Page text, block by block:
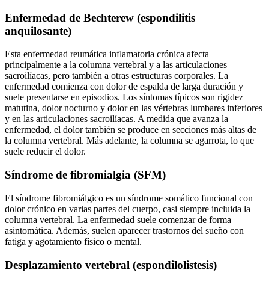
Enfermedad de Bechterew (espondilitis
anquilosante)
Esta enfermedad reumática inflamatoria crónica afecta
principalmente a la columna vertebral y a las articulaciones
sacroilíacas, pero también a otras estructuras corporales. La
enfermedad comienza con dolor de espalda de larga duración y
suele presentarse en episodios. Los síntomas típicos son rigidez
matutina, dolor nocturno y dolor en las vértebras lumbares inferiores
y en las articulaciones sacroilíacas. A medida que avanza la
enfermedad, el dolor también se produce en secciones más altas de
la columna vertebral. Más adelante, la columna se agarrota, lo que
suele reducir el dolor.
Síndrome de fibromialgia (SFM)
El síndrome fibromiálgico es un síndrome somático funcional con
dolor crónico en varias partes del cuerpo, casi siempre incluida la
columna vertebral. La enfermedad suele comenzar de forma
asintomática. Además, suelen aparecer trastornos del sueño con
fatiga y agotamiento físico o mental.
Desplazamiento vertebral (espondilolistesis)